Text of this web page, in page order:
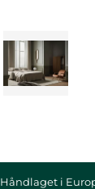
Håndlaget i